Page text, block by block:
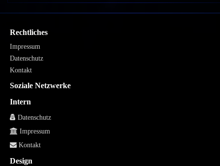
Rechtliches
Impressum
Datenschutz
Kontakt
Soziale Netzwerke
Intern
Datenschutz
Impressum
Kontakt
Design